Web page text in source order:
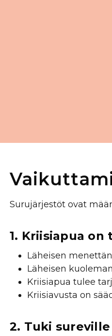
Surujärjestöt ovat
1. Kriisiapua
Läheisen
Läheisen
Kriisiapua tulee
Kriisiavusta on
2. Tuki